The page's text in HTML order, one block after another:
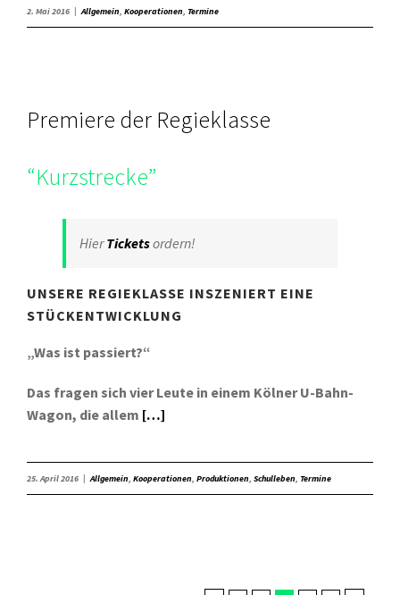
2. Mai 2016 | Allgemein, Kooperationen, Termine
Premiere der Regieklasse
“Kurzstrecke”
HierTicketsordern!
UNSERE REGIEKLASSE INSZENIERT EINE
STÜCKENTWICKLUNG
„Was ist passiert?“
Das fragen sich vier Leute in einem Kölner U-Bahn-
Wagon, die allem […]
25. April 2016 | Allgemein, Kooperationen, Produktionen, Schulleben, Termine